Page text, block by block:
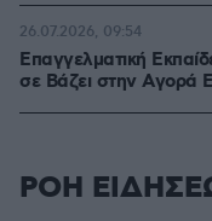
Επαγγελματική
σε Bάζει στην Aγορά
26.07.2026, 09:54
ΡΟΗ